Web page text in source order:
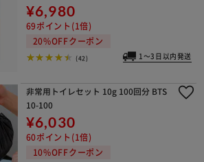
防災 断水 処理剤 アウトドア
¥6,980
69ポイント(1倍)
20%OFFクーポン
(42) 1～3日以内発送
非常用トイレセット 10g 100回分 BTS
10-100
¥6,030
60ポイント(1倍)
10%OFFクーポン